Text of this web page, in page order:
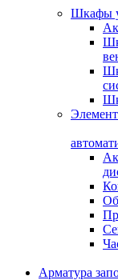
Шкафы
Арматура